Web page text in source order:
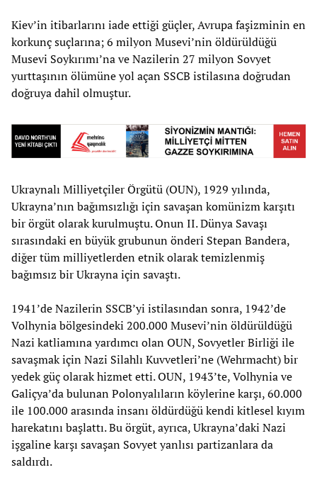
Kiev’in itibarlarını iade ettiği güçler, Avrupa faşizminin en
korkunç suçlarına; 6 milyon Musevi’nin öldürüldüğü
Musevi Soykırımı’na ve Nazilerin 27 milyon Sovyet
yurttaşının ölümüne yol açan SSCB istilasına doğrudan
doğruya dahil olmuştur.
Ukraynalı Milliyetçiler Örgütü (OUN), 1929 yılında,
Ukrayna’nın bağımsızlığı için savaşan komünizm karşıtı
bir örgüt olarak kurulmuştu. Onun II. Dünya Savaşı
sırasındaki en büyük grubunun önderi Stepan Bandera,
diğer tüm milliyetlerden etnik olarak temizlenmiş
bağımsız bir Ukrayna için savaştı.
1941’de Nazilerin SSCB’yi istilasından sonra, 1942’de
Volhynia bölgesindeki 200.000 Musevi’nin öldürüldüğü
Nazi katliamına yardımcı olan OUN, Sovyetler Birliği ile
savaşmak için Nazi Silahlı Kuvvetleri’ne (Wehrmacht) bir
yedek güç olarak hizmet etti. OUN, 1943’te, Volhynia ve
Galiçya’da bulunan Polonyalıların köylerine karşı, 60.000
ile 100.000 arasında insanı öldürdüğü kendi kitlesel kıyım
harekatını başlattı. Bu örgüt, ayrıca, Ukrayna’daki Nazi
işgaline karşı savaşan Sovyet yanlısı partizanlara da
saldırdı.